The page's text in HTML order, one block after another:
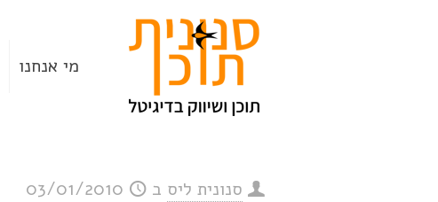
מי אנחנו
סנונית ליס ב 03/01/2010